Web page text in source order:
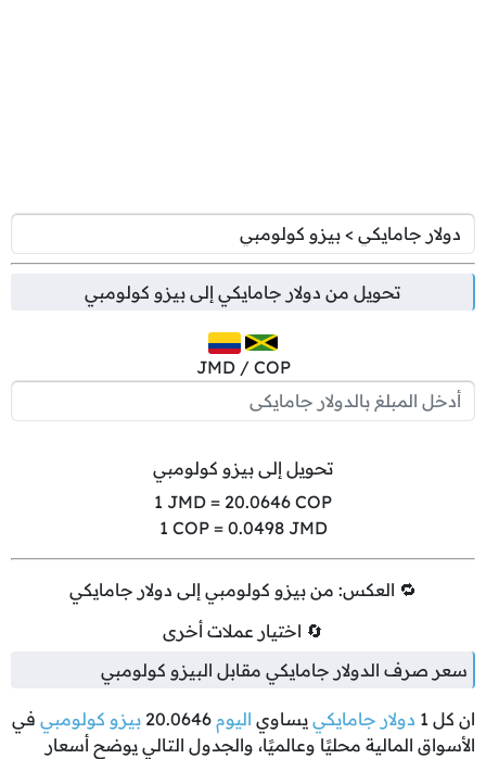
تحويل من دولار جامايكي إلىبيزو كولومبي
JMD / COP
تحويل إلى بيزو كولومبي
1 JMD = 20.0646 COP
1 COP = 0.0498JMD
🔁 العكس: من بيزو كولومبي إلى دولار جامايكي
🔄 اختيار عملات أخرى
سعر صرف الدولار جامايكي مقابل البيزو كولومبي
ان كل 1 دولار جامايكي يساوي اليوم 20.0646 بيزو كولومبي في
الأسواق المالية محليًا وعالميًا، والجدول التالي يوضح أسعار